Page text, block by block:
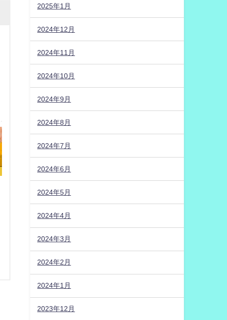
2025年1月
2024年12月
2024年11月
2024年10月
2024年9月
2024年8月
2024年7月
2024年6月
2024年5月
2024年4月
2024年3月
2024年2月
2024年1月
2023年12月